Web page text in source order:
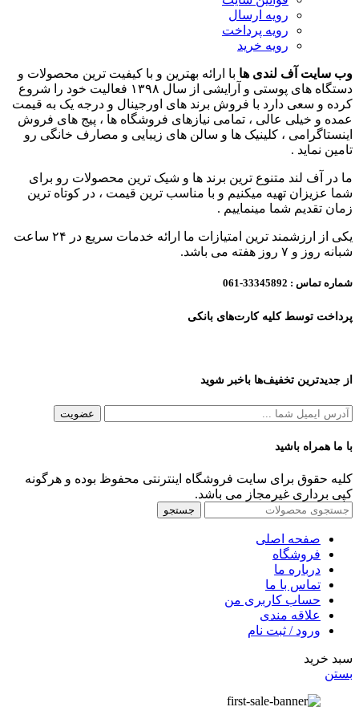
رویه ارسال
رویه پرداخت
رویه خرید
وب سایت آف لندی ها با ارائه بهترین و با کیفیت ترین محصولات و
دستگاه های پوستی و آرایشی از سال ۱۳۹۸ فعالیت خود را شروع
کرده و سعی دارد با فروش برند های اورجینال و درجه یک به قیمت
عمده و خیلی عالی ، تمامی نیازهای فروشگاه ها ، پیج های فروش
اینستاگرامی ، کلینیک ها و سالن های زیبایی و مصارف خانگی رو
تامین نماید .
ما در آف لند متنوع ترین برند ها و شیک ترین محصولات رو برای
شما عزیزان تهیه میکنیم و با مناسب ترین قیمت ، در کوتاه ترین
زمان تقدیم شما مینماییم .
یکی از ارزشمند ترین امتیازات ما ارائه خدمات سریع در ۲۴ ساعت
شبانه روز و ۷ روز هفته می باشد.
شماره تماس : 33345892-061
پرداخت توسط کلیه کارت‌های بانکی
از جدیدترین تخفیف‌ها باخبر شوید
با ما همراه باشید
کلیه حقوق برای سایت فروشگاه اینترنتی محفوظ بوده و هرگونه
کپی برداری غیرمجاز می باشد.
جستجو
صفحه اصلی
فروشگاه
درباره ما
تماس با ما
حساب کاربری من
علاقه مندی
ورود / ثبت نام
سبد خرید
بستن